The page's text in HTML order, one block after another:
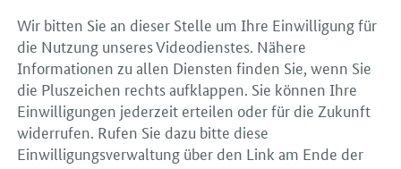
Wir bitten Sie an dieser Stelle um Ihre Einwilligung für
die Nutzung unseres Videodienstes. Nähere
Informationen zu allen Diensten finden Sie, wenn Sie
die Pluszeichen rechts aufklappen. Sie können Ihre
Einwilligungen jederzeit erteilen oder für die Zukunft
widerrufen. Rufen Sie dazu bitte diese
Einwilligungsverwaltung über den Link am Ende der